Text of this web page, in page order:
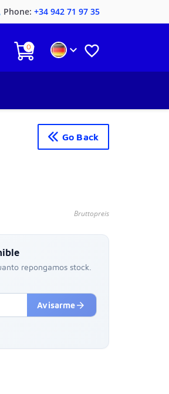
Phone: +34 942 71 97 35
0  
Go Back
Bruttopreis
repongamos stock.
Avisarmearrow_forward